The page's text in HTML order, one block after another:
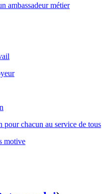
ambassadeur métier
motive